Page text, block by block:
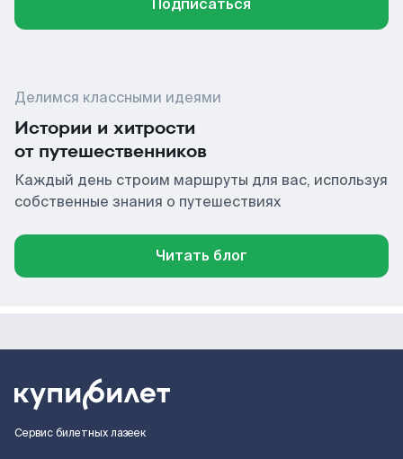
Подписаться
Делимся классными идеями
Истории и хитрости
от путешественников
Каждый день строим маршруты для вас, используя
собственные знания о путешествиях
Читать блог
Сервис билетных лазеек